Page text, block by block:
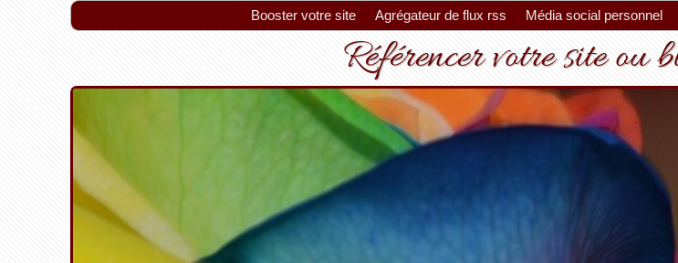
Booster votre site Agrégateur de flux rss Média social personnel
Référencer votre site ou